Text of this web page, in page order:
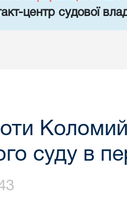
центр судової
суду в